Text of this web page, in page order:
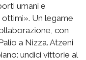
umani e
Un legame
con
a Nizza. Atzeni
undici vittorie al